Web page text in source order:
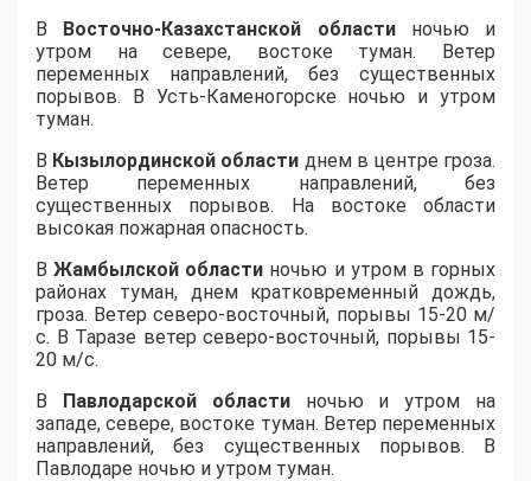
В Восточно-Казахстанской областиночью и
утром на севере, востоке туман. Ветер
переменных направлений, без существенных
порывов. В Усть-Каменогорске ночью и утром
туман.
В Кызылординской области днем в центре гроза.
Ветер переменных направлений, без
существенных порывов. На востоке области
высокая пожарная опасность.
ВЖамбылской области ночью и утром в горных
районах туман, днем кратковременный дождь,
гроза. Ветер северо-восточный, порывы 15-20 м/
с. В Таразе ветер северо-восточный, порывы 15-
20 м/с.
В Павлодарской областиночью и утром на
западе, севере, востоке туман. Ветер переменных
направлений, без существенных порывов. В
Павлодаре ночью и утром туман.